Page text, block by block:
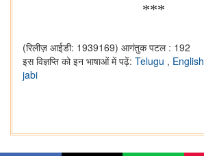
***
(रिलीज़ आईडी: 1939169) आगंतुक पटल : 192
इस विज्ञप्ति को इन भाषाओं में पढ़ें: Telugu , English
jabi